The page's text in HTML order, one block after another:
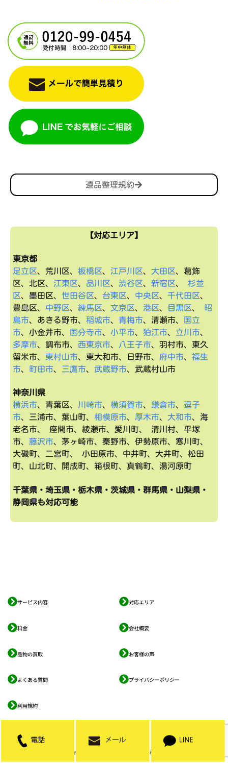
遺品整理規約
【対応エリア】
東京都
足立区、荒川区、 板橋区、 江戸川区、 大田区、葛飾
区、北区、 江東区、 品川区、 渋谷区、 新宿区、 杉並
区、墨田区、 世田谷区、 台東区、 中央区、 千代田区、
豊島区、 中野区、 練馬区、 文京区、 港区、 目黒区、
昭
島市、あきる野市、 稲城市、 青梅市、清瀬市、
国立
市、小金井市、 国分寺市、 小平市、 狛江市、 立川市、
多摩市、調布市、 西東京市、 八王子市、羽村市、東久
留米市、 東村山市、東大和市、日野市、 府中市、 福生
市、 町田市、 三鷹市、 武蔵野市、武蔵村山市
神奈川県
横浜市、青葉区、 川崎市、 横須賀市、 鎌倉市、 逗子
市、三浦市、葉山町、 相模原市、 厚木市、 大和市、海
老名市、 座間市、綾瀬市、愛川町、 清川村、平塚
市、 藤沢市、茅ヶ崎市、秦野市、伊勢原市、寒川町、
大磯町、二宮町、 小田原市、中井町、大井町、松田
町、山北町、開成町、箱根町、真鶴町、湯河原町
千葉県・埼玉県・栃木県・茨城県・群馬県・山梨県・
静岡県も対応可能
サービス内容 対応エリア
料金 会社概要
品物の買取 お客様の声
よくある質問 プライバシーポリシー
利用規約
Green's株式会社（グリーンズ株式会社）